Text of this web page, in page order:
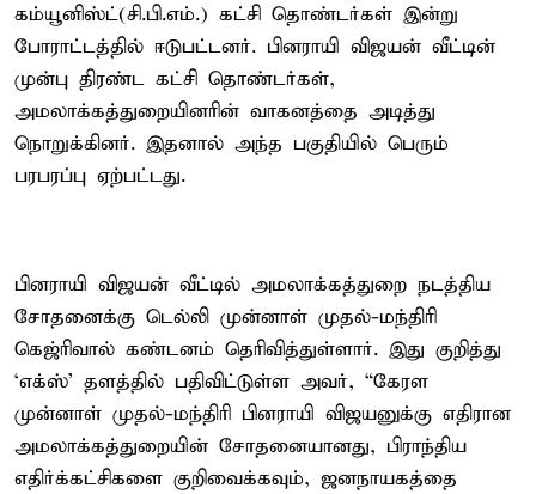
கம்யூனிஸ்ட்(சி.பி.எம்.) கட்சி தொண்டர்கள் இன்று
போராட்டத்தில் ஈடுபட்டனர். பினராயி விஜயன் வீட்டின்
முன்பு திரண்ட கட்சி தொண்டர்கள்,
அமலாக்கத்துறையினரின் வாகனத்தை அடித்து
நொறுக்கினர். இதனால் அந்த பகுதியில் பெரும்
பரபரப்பு ஏற்பட்டது.
பினராயி விஜயன் வீட்டில் அமலாக்கத்துறை நடத்திய
சோதனைக்கு டெல்லி முன்னாள் முதல்-மந்திரி
கெஜ்ரிவால் கண்டனம் தெரிவித்துள்ளார். இது குறித்து
‘எக்ஸ்’ தளத்தில் பதிவிட்டுள்ள அவர், “கேரள
முன்னாள் முதல்-மந்திரி பினராயி விஜயனுக்கு எதிரான
அமலாக்கத்துறையின் சோதனையானது, பிராந்திய
எதிர்க்கட்சிகளை குறிவைக்கவும், ஜனநாயகத்தை